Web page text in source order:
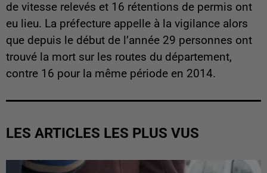
de vitesse relevés et 16 rétentions de permis ont
eu lieu. La préfecture appelle à la vigilance alors
que depuis le début de l’année 29 personnes ont
trouvé la mort sur les routes du département,
contre 16 pour la même période en 2014.
LES ARTICLES LES PLUS VUS